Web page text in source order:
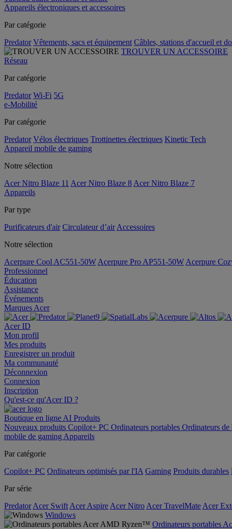
Appareils électroniques et accessoires
Par catégorie
Predator Vêtements, sacs et équipement Câbles, stations d'accueil et
TROUVER UN ACCESSOIRE
Réseau
Par catégorie
Predator Wi-Fi 5G
e-Mobilité
Par catégorie
Predator Vélos électriques Trottinettes électriques Kinetic Tech
Appareil mobile de gaming
Notre sélection
Acer Nitro Blaze 11 Acer Nitro Blaze 8 Acer Nitro Blaze 7
Appareils
Par type
Purificateurs d'air Circulateur d’air Accessoires
Notre sélection
Acerpure Cool AC551-50W Acerpure Pro AP551-50W Acerpure
Professionnel
Éducation
Assistance
Événements
Marques Acer
Acer ID
Mon profil
Mes produits
Enregistrer un produit
Ma communauté
Déconnexion
Connexion
Inscription
Qu'est-ce qu'Acer ID ?
Boutique en ligne AI Produits
Nouveaux produits Copilot+ PC Ordinateurs portables Ordinateurs de
mobile de gaming Appareils
Par catégorie
Copilot+ PC Ordinateurs optimisés par l'IA Gaming Produits durables
Par série
Predator Acer Swift Acer Aspire Acer Nitro Acer TravelMate Acer
Windows
Ordinateurs portables